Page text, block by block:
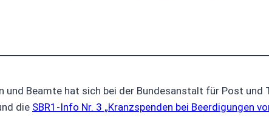
und Beamte hat sich bei der Bundesanstalt für Post und
die SBR1-Info Nr. 3 „Kranzspenden bei Beerdigungen